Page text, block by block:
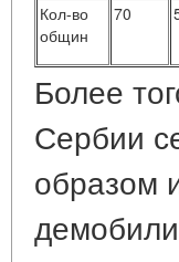
Кол-во
общин
70
Более
Сербии
образом